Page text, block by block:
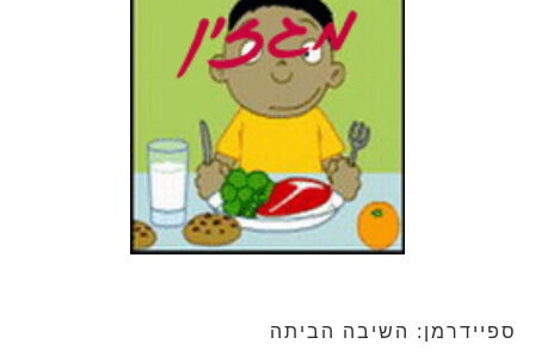
ספיידרמן: השיבה הביתה